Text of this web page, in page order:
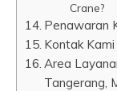
Crane?
Penawaran
Kontak
Area
Tangerang,